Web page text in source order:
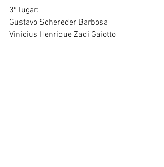
3º lugar:
Gustavo Schereder Barbosa
Vinicius Henrique Zadi Gaiotto